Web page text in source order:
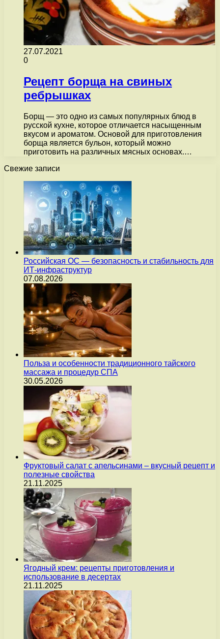
27.07.2021
0
Рецепт борща на свиных
ребрышках
Борщ — это одно из самых популярных блюд в
русской кухне, которое отличается насыщенным
вкусом и ароматом. Основой для приготовления
борща является бульон, который можно
приготовить на различных мясных основах.…
Свежие записи
Российская ОС — безопасность и стабильность для
ИТ-инфраструктур
07.08.2026
Польза и особенности традиционного тайского
массажа и процедур СПА
30.05.2026
Фруктовый салат с апельсинами – вкусный рецепт и
полезные свойства
21.11.2025
Ягодный крем: рецепты приготовления и
использование в десертах
21.11.2025